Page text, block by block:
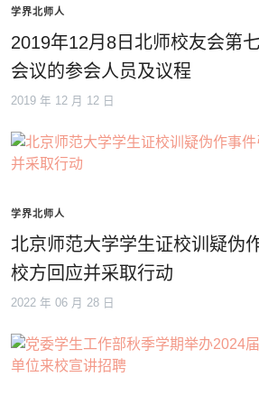
学界北师人
2019年12月8日北师校友会第
会议的参会人员及议程
2019 年 12 月 12 日
学界北师人
北京师范大学学生证校训疑伪
校方回应并采取行动
2022 年 06 月 28 日